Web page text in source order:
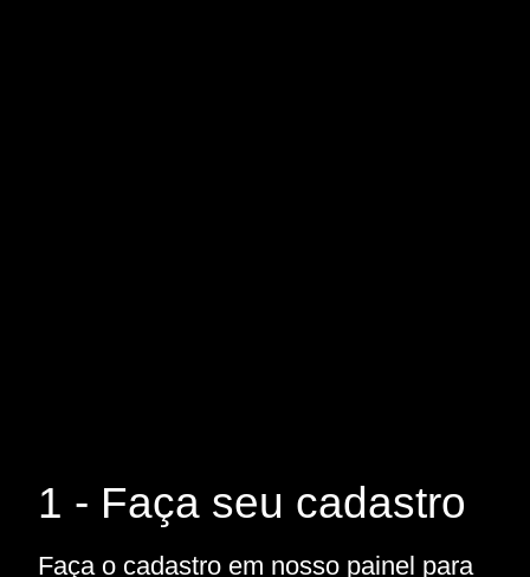
1 - Faça seu cadastro
Faça o cadastro em nosso painel para